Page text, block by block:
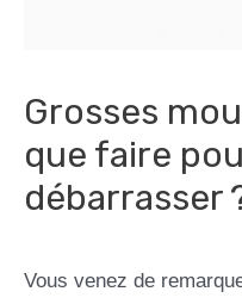
Grosses
que faire
débarrasser
Vous venez de